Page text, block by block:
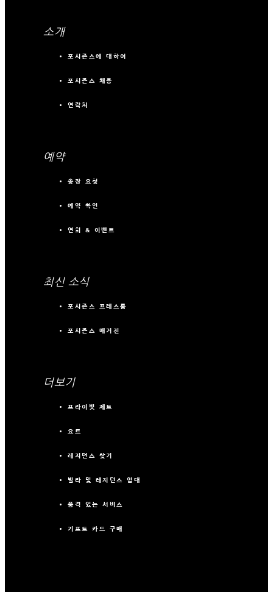
소개
포시즌스에 대하여
포시즌스 채용
연락처
예약
송장 요청
예약 확인
연회 & 이벤트
최신 소식
포시즌스 프레스룸
포시즌스 매거진
더보기
프라이빗 제트
요트
레지던스 찾기
빌라 및 레지던스 임대
품격 있는 서비스
기프트 카드 구매